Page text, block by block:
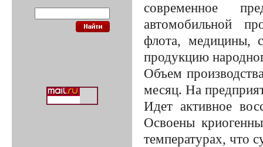
современное
автомобильной
флота, медицины,
продукцию
Объем
месяц. На
Идет активное
Освоены
температурах, что